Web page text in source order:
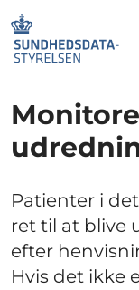
Patienter i
ret til at blive
efter
Hvis det ikke